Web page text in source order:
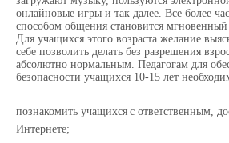
онлайновые игры и так далее. Все более
способом общения становится
Для учащихся этого возраста желание
себе позволить делать без разрешения
абсолютно нормальным. Педагогам для
безопасности учащихся 10-15 лет
познакомить учащихся с ответственным,
Интернете;